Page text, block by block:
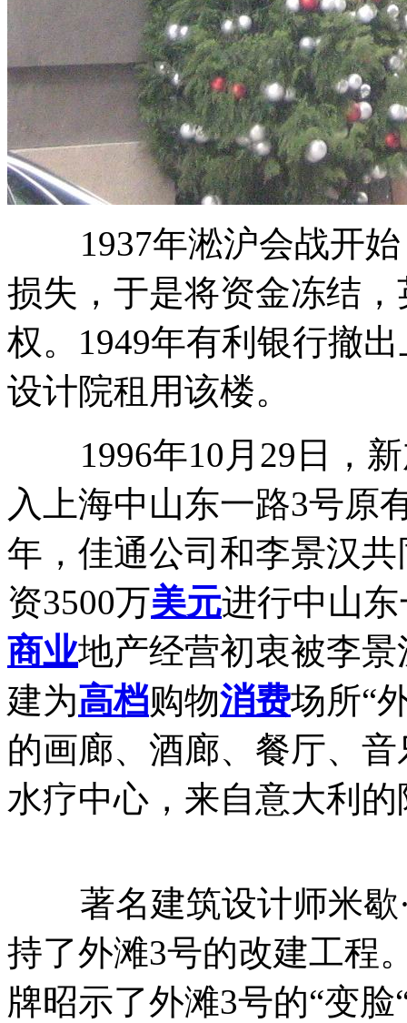
1937年淞沪会战开始
损失，于是将资金冻结
权。1949年有利银行撤
设计院租用该楼。
1996年10月29日，新
入上海中山东一路3号原
年，佳通公司和李景汉共
资3500万美元进行中山
商业地产经营初衷被李
建为高档购物消费场所“
的画廊、酒廊、餐厅、
水疗中心，来自意大利
著名建筑设计师米歇·
持了外滩3号的改建工程
牌昭示了外滩3号的“变